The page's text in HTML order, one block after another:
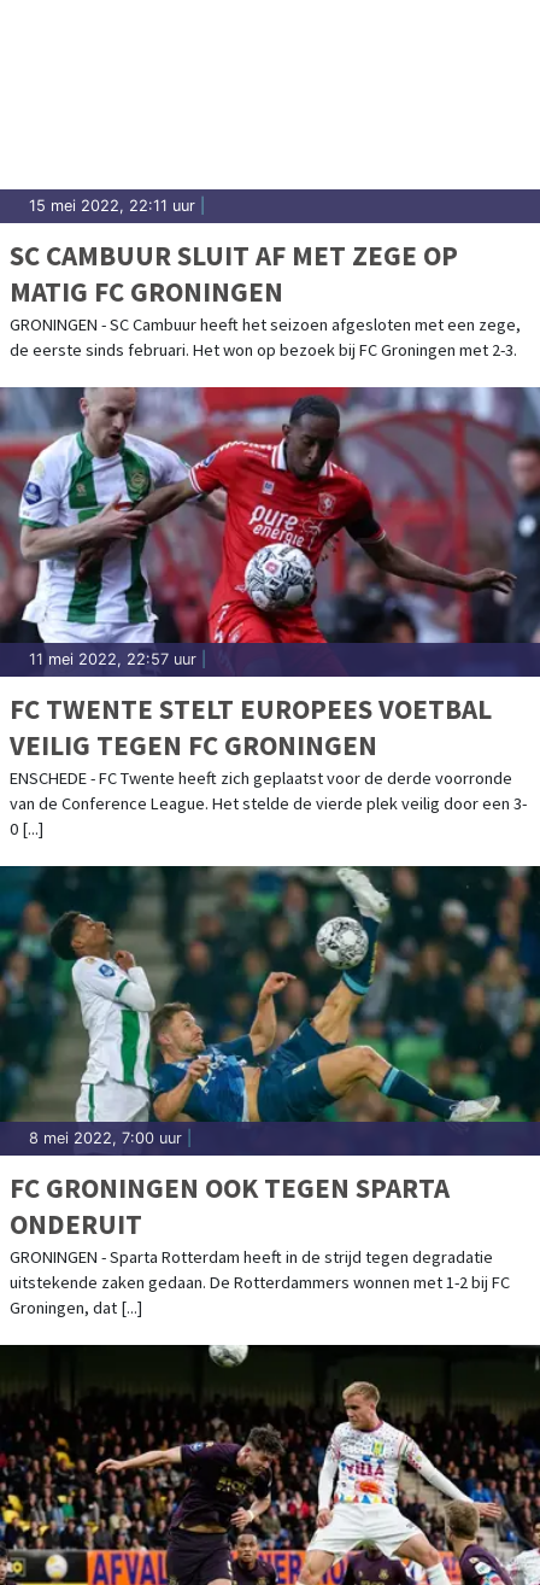
15 mei 2022, 22:11 uur
SC CAMBUUR SLUIT AF MET ZEGE OP
MATIG FC GRONINGEN
GRONINGEN - SC Cambuur heeft het seizoen afgesloten met een zege,
de eerste sinds februari. Het won op bezoek bij FC Groningen met 2-3.
11 mei 2022, 22:57 uur
FC TWENTE STELT EUROPEES VOETBAL
VEILIG TEGEN FC GRONINGEN
ENSCHEDE - FC Twente heeft zich geplaatst voor de derde voorronde
van de Conference League. Het stelde de vierde plek veilig door een 3-
0 [...]
8 mei 2022, 7:00 uur
FC GRONINGEN OOK TEGEN SPARTA
ONDERUIT
GRONINGEN - Sparta Rotterdam heeft in de strijd tegen degradatie
uitstekende zaken gedaan. De Rotterdammers wonnen met 1-2 bij FC
Groningen, dat [...]